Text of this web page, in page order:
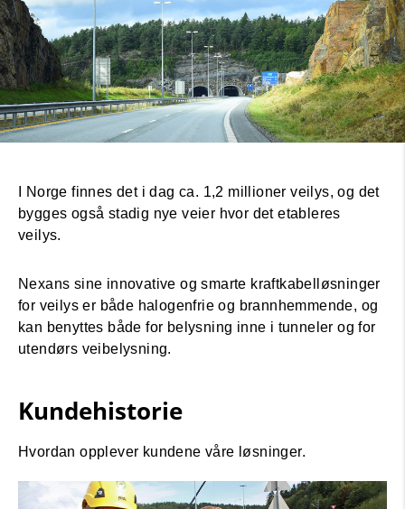
I Norge finnes det i dag ca. 1,2 millioner veilys, og det
bygges også stadig nye veier hvor det etableres
veilys.
Nexans sine innovative og smarte kraftkabelløsninger
for veilys er både halogenfrie og brannhemmende, og
kan benyttes både for belysning inne i tunneler og for
utendørs veibelysning.
Kundehistorie
Hvordan opplever kundene våre løsninger.